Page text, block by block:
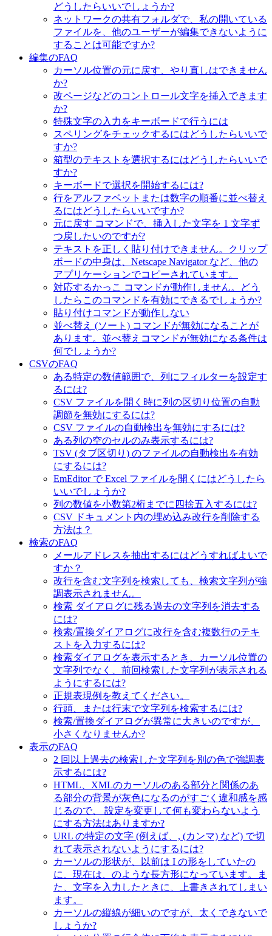
どうしたらいいでしょうか?
ネットワークの共有フォルダで、私の開いている
ファイルを、他のユーザーが編集できないように
することは可能ですか?
編集のFAQ
カーソル位置の元に戻す、やり直しはできません
か?
改ページなどのコントロール文字を挿入できます
か?
特殊文字の入力をキーボードで行うには
スペリングをチェックするにはどうしたらいいで
すか?
箱型のテキストを選択するにはどうしたらいいで
すか?
キーボードで選択を開始するには?
行をアルファベットまたは数字の順番に並べ替え
るにはどうしたらいいですか?
元に戻す コマンドで、挿入した文字を 1 文字ず
つ戻したいのですが?
テキストを正しく貼り付けできません。クリップ
ボードの中身は、Netscape Navigator など、他の
アプリケーションでコピーされています。
対応するかっこ コマンドが動作しません。どう
したらこのコマンドを有効にできるでしょうか?
貼り付けコマンドが動作しない
並べ替え (ソート) コマンドが無効になることが
あります。並べ替えコマンドが無効になる条件は
何でしょうか?
CSVのFAQ
ある特定の数値範囲で、列にフィルターを設定す
るには?
CSV ファイルを開く時に列の区切り位置の自動
調節を無効にするには?
CSV ファイルの自動検出を無効にするには?
ある列の空のセルのみ表示するには?
TSV (タブ区切り) のファイルの自動検出を有効
にするには?
EmEditor で Excel ファイルを開くにはどうしたら
いいでしょうか?
列の数値を小数第2桁までに四捨五入するには?
CSV ドキュメント内の埋め込み改行を削除する
方法は？
検索のFAQ
メールアドレスを抽出するにはどうすればよいで
すか？
改行を含む文字列を検索しても、検索文字列が強
調表示されません。
検索 ダイアログに残る過去の文字列を消去する
には?
検索/置換ダイアログに改行を含む複数行のテキ
ストを入力するには?
検索ダイアログを表示するとき、カーソル位置の
文字列でなく、前回検索した文字列が表示される
ようにするには?
正規表現例を教えてください。
行頭、または行末で文字列を検索するには?
検索/置換ダイアログが異常に大きいのですが、
小さくなりませんか?
表示のFAQ
2 回以上過去の検索した文字列を別の色で強調表
示するには?
HTML、XMLのカーソルのある部分と関係のあ
る部分の背景が灰色になるのがすごく違和感を感
じるので、 設定を変更して何も変わらないよう
にする方法はありますか?
URL の特定の文字 (例えば、, (カンマ) など) で切
れて表示されないようにするには?
カーソルの形状が、以前は I の形をしていたの
に、現在は、のような長方形になっています。ま
た、文字を入力したときに、上書きされてしまい
ます。
カーソルの縦線が細いのですが、太くできないで
しょうか?